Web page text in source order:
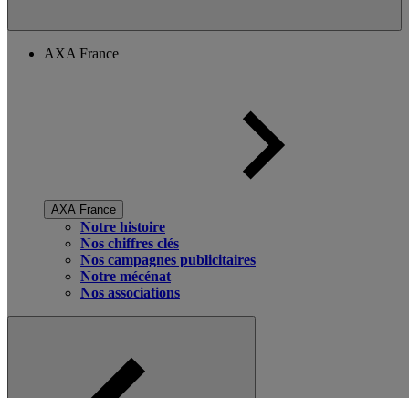
AXA France
AXA France
Notre histoire
Nos chiffres clés
Nos campagnes publicitaires
Notre mécénat
Nos associations